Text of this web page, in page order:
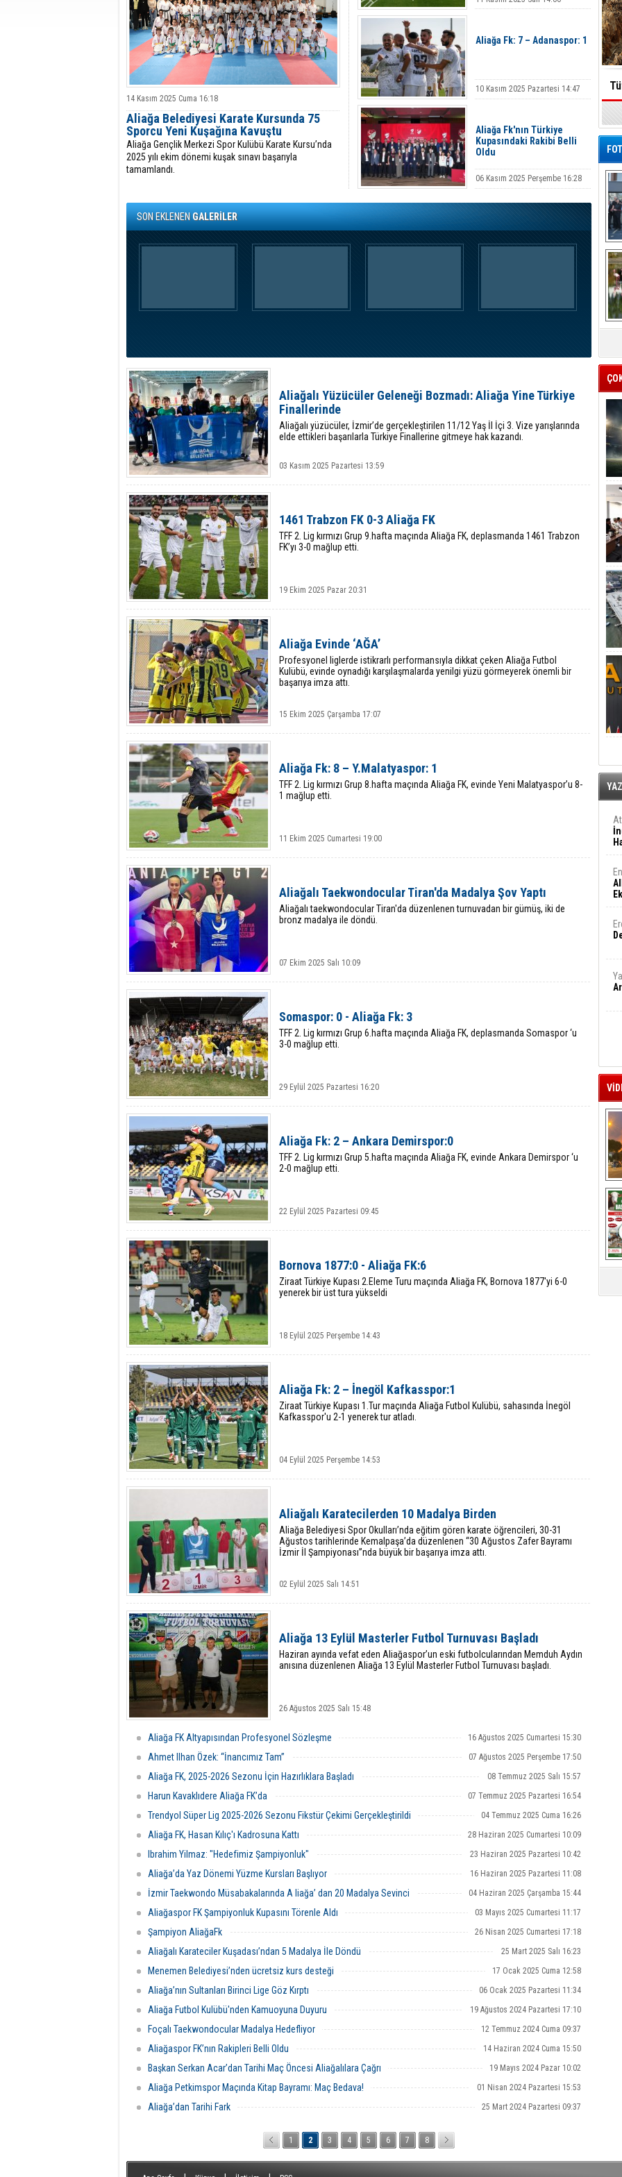
14 Kasım 2025 Cuma 16:18
Aliağa Belediyesi Karate Kursunda 75
Sporcu Yeni Kuşağına Kavuştu
Aliağa Gençlik Merkezi Spor Kulübü Karate Kursu’nda
2025 yılı ekim dönemi kuşak sınavı başarıyla
tamamlandı.
Aliağa Fk: 7 – Adanaspor: 1
10 Kasım 2025 Pazartesi 14:47
Aliağa Fk'nın Türkiye
Kupasındaki Rakibi Belli
Oldu
06 Kasım 2025 Perşembe 16:28
SON EKLENENGALERİLER
Aliağalı Yüzücüler Geleneği Bozmadı: Aliağa Yine Türkiye
Finallerinde
Aliağalı yüzücüler, İzmir’de gerçekleştirilen 11/12 Yaş İl İçi 3. Vize yarışlarında
elde ettikleri başarılarla Türkiye Finallerine gitmeye hak kazandı.
03 Kasım 2025 Pazartesi 13:59
1461 Trabzon FK 0-3 Aliağa FK
TFF 2. Lig kırmızı Grup 9.hafta maçında Aliağa FK, deplasmanda 1461 Trabzon
FK’yı 3-0 mağlup etti.
19 Ekim 2025 Pazar 20:31
Aliağa Evinde ‘AĞA’
Profesyonel liglerde istikrarlı performansıyla dikkat çeken Aliağa Futbol
Kulübü, evinde oynadığı karşılaşmalarda yenilgi yüzü görmeyerek önemli bir
başarıya imza attı.
15 Ekim 2025 Çarşamba 17:07
Aliağa Fk: 8 – Y.Malatyaspor: 1
TFF 2. Lig kırmızı Grup 8.hafta maçında Aliağa FK, evinde Yeni Malatyaspor’u 8-
1 mağlup etti.
11 Ekim 2025 Cumartesi 19:00
Aliağalı Taekwondocular Tiran'da Madalya Şov Yaptı
Aliağalı taekwondocular Tiran'da düzenlenen turnuvadan bir gümüş, iki de
bronz madalya ile döndü.
07 Ekim 2025 Salı 10:09
Somaspor: 0 - Aliağa Fk: 3
TFF 2. Lig kırmızı Grup 6.hafta maçında Aliağa FK, deplasmanda Somaspor ‘u
3-0 mağlup etti.
29 Eylül 2025 Pazartesi 16:20
Aliağa Fk: 2 – Ankara Demirspor:0
TFF 2. Lig kırmızı Grup 5.hafta maçında Aliağa FK, evinde Ankara Demirspor ‘u
2-0 mağlup etti.
22 Eylül 2025 Pazartesi 09:45
Bornova 1877:0 - Aliağa FK:6
Ziraat Türkiye Kupası 2.Eleme Turu maçında Aliağa FK, Bornova 1877'yi 6-0
yenerek bir üst tura yükseldi
18 Eylül 2025 Perşembe 14:43
Aliağa Fk: 2 – İnegöl Kafkasspor:1
Ziraat Türkiye Kupası 1.Tur maçında Aliağa Futbol Kulübü, sahasında İnegöl
Kafkasspor'u 2-1 yenerek tur atladı.
04 Eylül 2025 Perşembe 14:53
Aliağalı Karatecilerden 10 Madalya Birden
Aliağa Belediyesi Spor Okulları’nda eğitim gören karate öğrencileri, 30-31
Ağustos tarihlerinde Kemalpaşa’da düzenlenen “30 Ağustos Zafer Bayramı
İzmir İl Şampiyonası”nda büyük bir başarıya imza attı.
02 Eylül 2025 Salı 14:51
Aliağa 13 Eylül Masterler Futbol Turnuvası Başladı
Haziran ayında vefat eden Aliağaspor’un eski futbolcularından Memduh Aydın
anısına düzenlenen Aliağa 13 Eylül Masterler Futbol Turnuvası başladı.
26 Ağustos 2025 Salı 15:48
Aliağa FK Altyapısından Profesyonel Sözleşme 16 Ağustos 2025 Cumartesi 15:30
Ahmet Ilhan Özek: “İnancımız Tam” 07 Ağustos 2025 Perşembe 17:50
Aliağa FK, 2025-2026 Sezonu İçin Hazırlıklara Başladı 08 Temmuz 2025 Salı 15:57
Harun Kavaklıdere Aliağa FK’da 07 Temmuz 2025 Pazartesi 16:54
Trendyol Süper Lig 2025-2026 Sezonu Fikstür Çekimi Gerçekleştirildi 04 Temmuz 2025 Cuma 16:26
Aliağa FK, Hasan Kılıç'ı Kadrosuna Kattı 28 Haziran 2025 Cumartesi 10:09
Ibrahim Yilmaz: "Hedefimiz Şampiyonluk" 23 Haziran 2025 Pazartesi 10:42
Aliağa’da Yaz Dönemi Yüzme Kursları Başlıyor 16 Haziran 2025 Pazartesi 11:08
İzmir Taekwondo Müsabakalarında A liağa’ dan 20 Madalya Sevinci 04 Haziran 2025 Çarşamba 15:44
Aliağaspor FK Şampiyonluk Kupasını Törenle Aldı 03 Mayıs 2025 Cumartesi 11:17
Şampiyon AliağaFk 26 Nisan 2025 Cumartesi 17:18
Aliağalı Karateciler Kuşadası’ndan 5 Madalya İle Döndü 25 Mart 2025 Salı 16:23
Menemen Belediyesi’nden ücretsiz kurs desteği 17 Ocak 2025 Cuma 12:58
Aliağa’nın Sultanları Birinci Lige Göz Kırptı 06 Ocak 2025 Pazartesi 11:34
Aliağa Futbol Kulübü'nden Kamuoyuna Duyuru 19 Ağustos 2024 Pazartesi 17:10
Foçalı Taekwondocular Madalya Hedefliyor 12 Temmuz 2024 Cuma 09:37
Aliağaspor FK’nın Rakipleri Belli Oldu 14 Haziran 2024 Cuma 15:50
Başkan Serkan Acar’dan Tarihi Maç Öncesi Aliağalılara Çağrı 19 Mayıs 2024 Pazar 10:02
Aliağa Petkimspor Maçında Kitap Bayramı: Maç Bedava! 01 Nisan 2024 Pazartesi 15:53
Aliağa’dan Tarihi Fark 25 Mart 2024 Pazartesi 09:37
1 2 3 4 5 6 7 8